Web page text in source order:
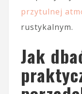
przytulnej
rustykalnym.
Jak